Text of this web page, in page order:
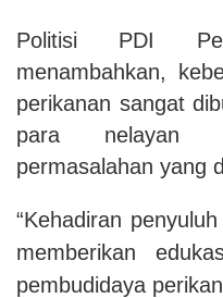
Politisi PDI
menambahkan,
perikanan sangat
para nelayan
permasalahan yang
“Kehadiran
memberikan
pembudidaya